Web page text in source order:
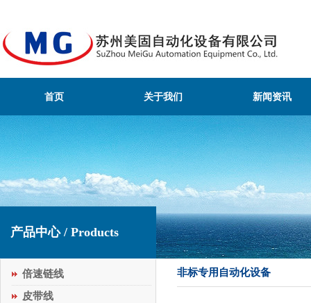
首页 关于我们 新闻资讯
产品中心 / Products
倍速链线
皮带线
非标专用自动化设备